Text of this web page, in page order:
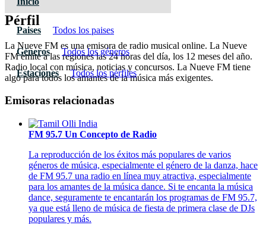
Paises Todos los paises
Géneros Todos los géneros
Estaciones Todos los pérfiles
Pérfil
La Nueve FM es una emisora de radio musical online. La Nueve
FM emite a las regiones las 24 horas del día, los 12 meses del año.
Radio local con música, noticias y concursos. La Nueve FM tiene
algo para todos los amantes de la música más exigentes.
Emisoras relacionadas
FM 95.7 Un Concepto de Radio
La reproducción de los éxitos más populares de varios
géneros de música, especialmente el género de la danza, hace
de FM 95.7 una radio en línea muy atractiva, especialmente
para los amantes de la música dance. Si te encanta la música
dance, seguramente te encantarán los programas de FM 95.7,
ya que está lleno de música de fiesta de primera clase de DJs
populares y más.